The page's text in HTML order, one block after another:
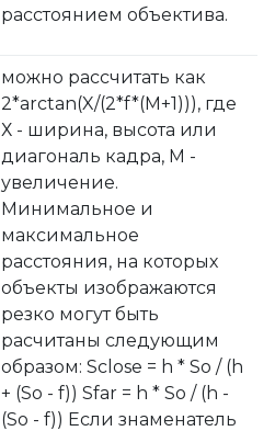
расстоянием объектива.
можно рассчитать как
2*arctan(X/(2*f*(M+1))), где
Х - ширина, высота или
диагональ кадра, М -
увеличение.
Минимальное и
максимальное
расстояния, на которых
объекты изображаются
резко могут быть
расчитаны следующим
образом: Sclose = h * So / (h
+ (So - f)) Sfar = h * So / (h -
(So - f)) Если знаменатель